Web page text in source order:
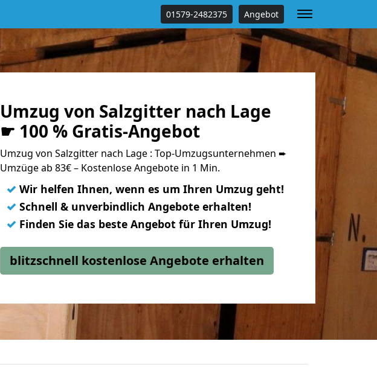
01579-2482375 Angebot
Umzug von Salzgitter nach Lage
☛ 100 % Gratis-Angebot
Umzug von Salzgitter nach Lage : Top-Umzugsunternehmen ➨
Umzüge ab 83€ – Kostenlose Angebote in 1 Min.
✓ Wir helfen Ihnen, wenn es um Ihren Umzug geht!
✓ Schnell & unverbindlich Angebote erhalten!
✓ Finden Sie das beste Angebot für Ihren Umzug!
blitzschnell kostenlose Angebote erhalten